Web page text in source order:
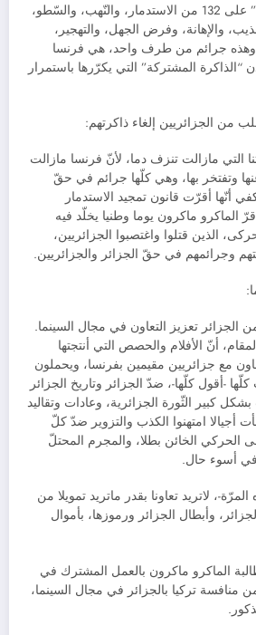
تضم “الذاكرة المشتركة” على 132 من الاستدمار، والنّهب، والسّطو،
والإهانة، وفرض الجهل، والتهجير،
وهذه جرائم من طرف واحد، هي فرنسا
“الذاكرة المشتركة” التي يكرّرها باستمرار
من الجزائريين إلغاء ذاكرتهم:
التي مازالت تنزف دما، لأنّ فرنسا مازالت
وتفتخر بها، وهي كلّها جرائم في حقّ
أنّها أقرّت قانون تمجيد الاستدمار
سنة 2005، وأقرّ الماكرو ماكرون يوما وطنيا يخلّد فيه
الذين قتلوا واغتصبوا الجزائريين،
وجرائمهم في حقّ الجزائر والجزائريين.
الجزائر تعزيز التعاون في مجال السينما.
أنّ الأفلام والحصص التي أنتجتها
مع جزائريين مقيمين بفرنسا، ويحملون
-أقول كلّها-، ضدّ الجزائر وتاريخ الجزائر
كبير الثّورة الجزائرية، وعادات وتقاليد
أجيالا امتهنوا الكذب والتزوير ضدّ كلّ
الخائن بطلا، والمجرم المحتلّ
في أسوء حال.
، لاتريد تعاونا بقدر ماتريد تمويلا من
وأبطال الجزائر ورموزها، بأموال
الماكرو ماكرون بالعمل المشترك في
منافسة تركيا بالجزائر في مجال السينما،